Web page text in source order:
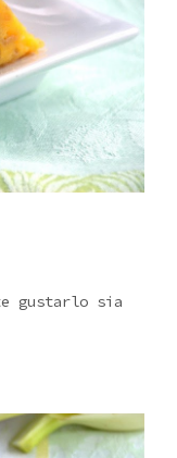
gustarlo sia